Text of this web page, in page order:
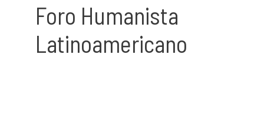
Foro Humanista
Latinoamericano